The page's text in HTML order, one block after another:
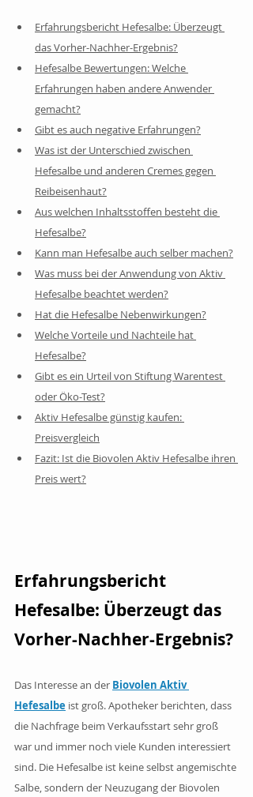
Erfahrungsbericht Hefesalbe: Überzeugt
das Vorher-Nachher-Ergebnis?
Hefesalbe Bewertungen: Welche
Erfahrungen haben andere Anwender
gemacht?
Gibt es auch negative Erfahrungen?
Was ist der Unterschied zwischen
Hefesalbe und anderen Cremes gegen
Reibeisenhaut?
Aus welchen Inhaltsstoffen besteht die
Hefesalbe?
Kann man Hefesalbe auch selber machen?
Was muss bei der Anwendung von Aktiv
Hefesalbe beachtet werden?
Hat die Hefesalbe Nebenwirkungen?
Welche Vorteile und Nachteile hat
Hefesalbe?
Gibt es ein Urteil von Stiftung Warentest
oder Öko-Test?
Aktiv Hefesalbe günstig kaufen:
Preisvergleich
Fazit: Ist die Biovolen Aktiv Hefesalbe ihren
Preis wert?
Erfahrungsbericht
Hefesalbe: Überzeugt das
Vorher-Nachher-Ergebnis?
Das Interesse an der Biovolen Aktiv
Hefesalbe ist groß. Apotheker berichten, dass
die Nachfrage beim Verkaufsstart sehr groß
war und immer noch viele Kunden interessiert
sind. Die Hefesalbe ist keine selbst angemischte
Salbe, sondern der Neuzugang der Biovolen